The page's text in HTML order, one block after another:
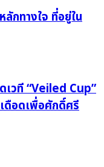
ลักทางใจ ที่อยู่ใน
เวที “Veiled Cup”
ดือดเพื่อศักดิ์ศรี